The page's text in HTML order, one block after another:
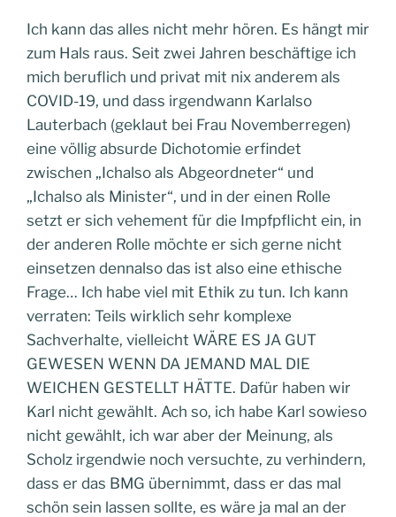
Ich kann das alles nicht mehr hören. Es hängt mir
zum Hals raus. Seit zwei Jahren beschäftige ich
mich beruflich und privat mit nix anderem als
COVID-19, und dass irgendwann Karlalso
Lauterbach (geklaut bei Frau Novemberregen)
eine völlig absurde Dichotomie erfindet
zwischen „Ichalso als Abgeordneter“ und
„Ichalso als Minister“, und in der einen Rolle
setzt er sich vehement für die Impfpflicht ein, in
der anderen Rolle möchte er sich gerne nicht
einsetzen dennalso das ist also eine ethische
Frage… Ich habe viel mit Ethik zu tun. Ich kann
verraten: Teils wirklich sehr komplexe
Sachverhalte, vielleicht WÄRE ES JA GUT
GEWESEN WENN DA JEMAND MAL DIE
WEICHEN GESTELLT HÄTTE. Dafür haben wir
Karl nicht gewählt. Ach so, ich habe Karl sowieso
nicht gewählt, ich war aber der Meinung, als
Scholz irgendwie noch versuchte, zu verhindern,
dass er das BMG übernimmt, dass er das mal
schön sein lassen sollte, es wäre ja mal an der